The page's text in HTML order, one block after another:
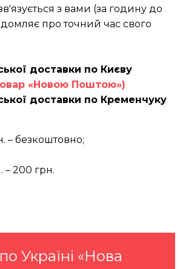
з вами (за годину до
про точний час свого
доставки по Києву
«Новою Поштою»)
доставки по Кременчуку
– безкоштовно;
– 200 грн.
Україні «Нова